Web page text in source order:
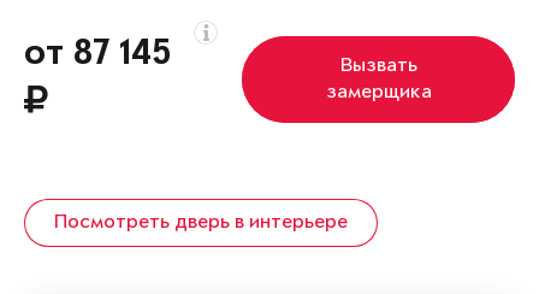
от 87 145
Вызвать
замерщика
Посмотреть дверь в интерьере